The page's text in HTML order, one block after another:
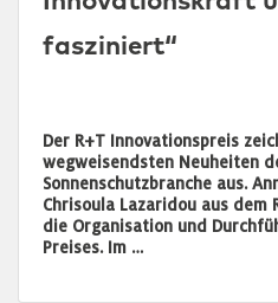
fasziniert“
Der R+T Innovationspreis
wegweisendsten Neuheiten
Sonnenschutzbranche aus.
Chrisoula Lazaridou aus dem
die Organisation und
Preises. Im …